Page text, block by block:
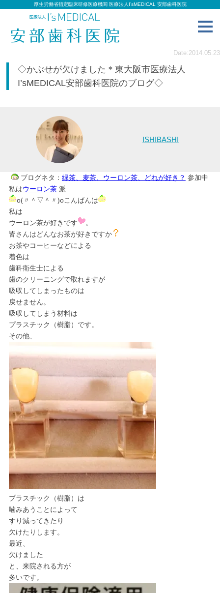
厚生労働省指定臨床研修医療機関 医療法人I’sMEDICAL 安部歯科医院
Date:2014.05.23
◇かぶせが欠けました＊東大阪市医療法人
I’sMEDICAL安部歯科医院のブログ◇
ISHIBASHI
ブログネタ： 緑茶、麦茶、ウーロン茶、どれが好き？ 参加中
私はウーロン茶派
o(〃＾▽＾〃)oこんばんは
私は
ウーロン茶が好きです
。
皆さんはどんなお茶が好きですか
お茶やコーヒーなどによる
着色は
歯科衛生士による
歯のクリーニングで取れますが
吸収してしまったものは
戻せません。
吸収してしまう材料は
プラスチック（樹脂）です。
その他、
プラスチック（樹脂）は
噛みあうことによって
すり減ってきたり
欠けたりします。
最近、
欠けました
と、来院される方が
多いです。